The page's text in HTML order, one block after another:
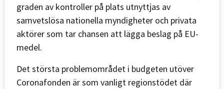
graden av kontroller på plats utnyttjas av
samvetslösa nationella myndigheter och privata
aktörer som tar chansen att lägga beslag på EU-
medel.
Det största problemområdet i budgeten utöver
Coronafonden är som vanligt regionstödet där